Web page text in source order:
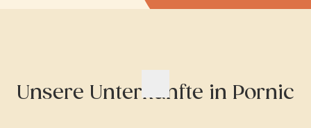
Unsere Unterkünfte in Pornic